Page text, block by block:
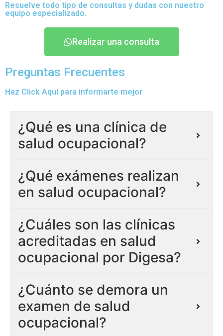
Resuelve todo tipo de consultas y dudas con nuestro
equipo especializado.
Realizar una consulta
Preguntas Frecuentes
Haz Click Aquí para informarte mejor
¿Qué es una clínica de
salud ocupacional?
¿Qué exámenes realizan
en salud ocupacional?
¿Cuáles son las clínicas
acreditadas en salud
ocupacional por Digesa?
¿Cuánto se demora un
examen de salud
ocupacional?